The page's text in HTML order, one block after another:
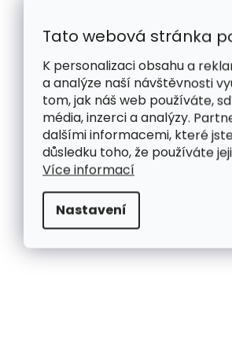
Tato webová stránka
K personalizaci obsahu a
a analýze naší návštěvnosti
tom, jak náš web používáte,
média, inzerci a analýzy.
dalšími informacemi, které
důsledku toho, že používáte
Více informací
Nastavení